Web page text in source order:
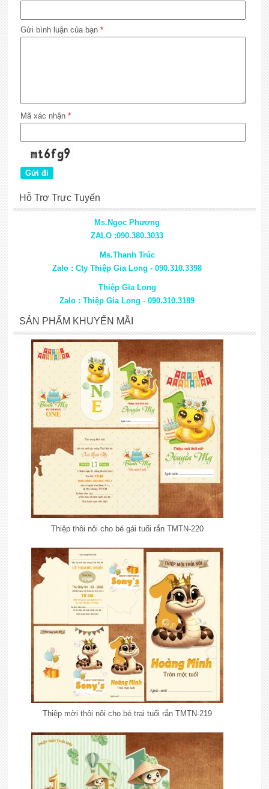
Gửi bình luận của bạn *
Mã xác nhận *
Hỗ Trợ Trực Tuyến
Ms.Ngọc Phương
ZALO :090.380.3033
Ms.Thanh Trúc
Zalo : Cty Thiệp Gia Long - 090.310.3398
Thiệp Gia Long
Zalo : Thiệp Gia Long - 090.310.3189
SẢN PHẨM KHUYẾN MÃI
Thiệp thôi nôi cho bé gái tuổi rắn TMTN-220
Thiệp mời thôi nôi cho bé trai tuổi rắn TMTN-219